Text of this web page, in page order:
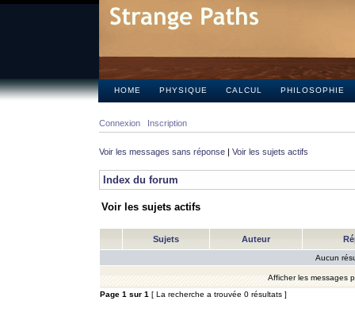
HOME PHYSIQUE CALCUL PHILOSOPHIE
Connexion Inscription
Voir les messages sans réponse | Voir les sujets actifs
Index du forum
Voir les sujets actifs
Sujets Auteur
Aucun
Afficher les messages
Page 1 sur 1 [ La recherche a trouvée 0 résultats ]